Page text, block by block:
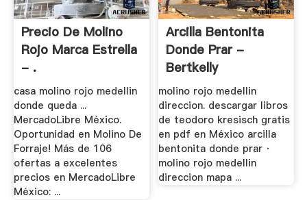
Precio De Molino
Rojo Marca Estrella
- .
casa molino rojo medellin
donde queda ...
MercadoLibre México.
Oportunidad en Molino De
Forraje! Más de 106
ofertas a excelentes
precios en MercadoLibre
México: ...
Arcilla Bentonita
Donde Prar -
Bertkelly
molino rojo medellin
direccion. descargar libros
de teodoro kresisch gratis
en pdf en México arcilla
bentonita donde prar ·
molino rojo medellin
direccion mapa ...